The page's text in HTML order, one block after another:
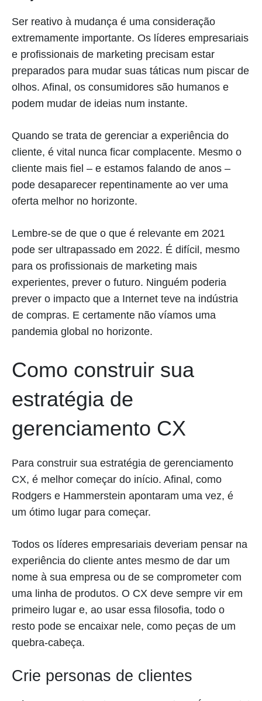
Ser reativo à mudança é uma consideração
extremamente importante. Os líderes empresariais
e profissionais de marketing precisam estar
preparados para mudar suas táticas num piscar de
olhos. Afinal, os consumidores são humanos e
podem mudar de ideias num instante.
Quando se trata de gerenciar a experiência do
cliente, é vital nunca ficar complacente. Mesmo o
cliente mais fiel – e estamos falando de anos –
pode desaparecer repentinamente ao ver uma
oferta melhor no horizonte.
Lembre-se de que o que é relevante em 2021
pode ser ultrapassado em 2022. É difícil, mesmo
para os profissionais de marketing mais
experientes, prever o futuro. Ninguém poderia
prever o impacto que a Internet teve na indústria
de compras. E certamente não víamos uma
pandemia global no horizonte.
Como construir sua
estratégia de
gerenciamento CX
Para construir sua estratégia de gerenciamento
CX, é melhor começar do início. Afinal, como
Rodgers e Hammerstein apontaram uma vez, é
um ótimo lugar para começar.
Todos os líderes empresariais deveriam pensar na
experiência do cliente antes mesmo de dar um
nome à sua empresa ou de se comprometer com
uma linha de produtos. O CX deve sempre vir em
primeiro lugar e, ao usar essa filosofia, todo o
resto pode se encaixar nele, como peças de um
quebra-cabeça.
Crie personas de clientes